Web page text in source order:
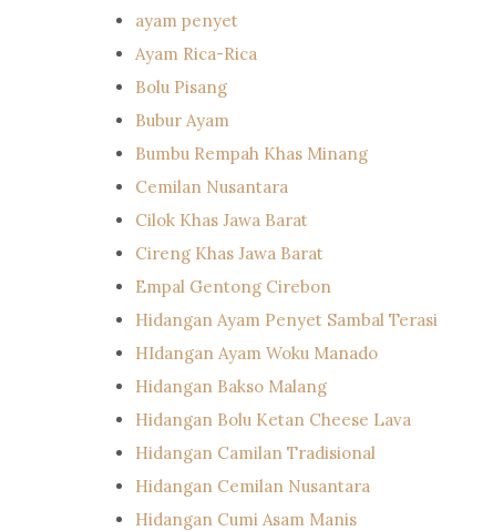
ayam penyet
Ayam Rica-Rica
Bolu Pisang
Bubur Ayam
Bumbu Rempah Khas Minang
Cemilan Nusantara
Cilok Khas Jawa Barat
Cireng Khas Jawa Barat
Empal Gentong Cirebon
Hidangan Ayam Penyet Sambal Terasi
HIdangan Ayam Woku Manado
Hidangan Bakso Malang
Hidangan Bolu Ketan Cheese Lava
Hidangan Camilan Tradisional
Hidangan Cemilan Nusantara
Hidangan Cumi Asam Manis